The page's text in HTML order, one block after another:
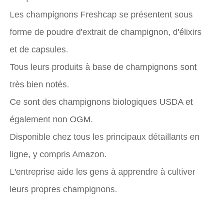
Les champignons Freshcap se présentent sous
forme de poudre d'extrait de champignon, d'élixirs
et de capsules.
Tous leurs produits à base de champignons sont
très bien notés.
Ce sont des champignons biologiques USDA et
également non OGM.
Disponible chez tous les principaux détaillants en
ligne, y compris Amazon.
L'entreprise aide les gens à apprendre à cultiver
leurs propres champignons.